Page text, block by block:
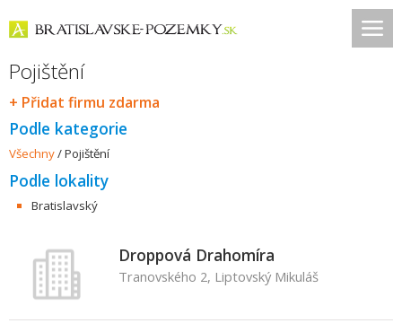
Pojištění
+ Přidat firmu zdarma
Podle kategorie
Všechny/Pojištění
Podle lokality
Bratislavský
Droppová Drahomíra
Tranovského 2, Liptovský Mikuláš